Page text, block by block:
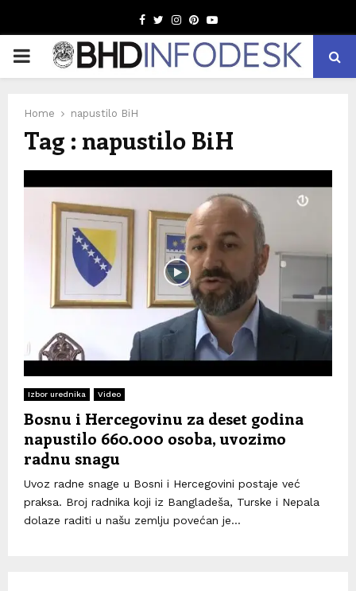
Facebook
TwitterInstagram
Pinterest
Youtube
PRIMARY
Home napustilo BiH
Tag : napustilo BiH
Izbor urednika Video
Bosnu i Hercegovinu za deset godina
napustilo 660.000 osoba, uvozimo
radnu snagu
Uvoz radne snage u Bosni i Hercegovini postaje već
praksa. Broj radnika koji iz Bangladeša, Turske i Nepala
dolaze raditi u našu zemlju povećan je...